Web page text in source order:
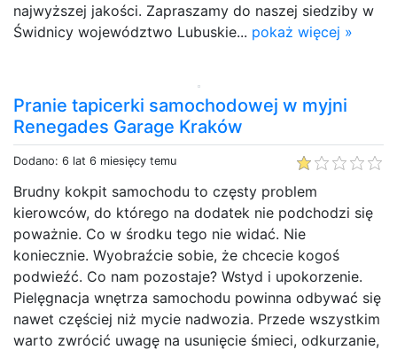
najwyższej jakości. Zapraszamy do naszej siedziby w
Świdnicy województwo Lubuskie... pokaż więcej »
Pranie tapicerki samochodowej w myjni
Renegades Garage Kraków
Dodano: 6 lat 6 miesięcy temu
Brudny kokpit samochodu to częsty problem
kierowców, do którego na dodatek nie podchodzi się
poważnie. Co w środku tego nie widać. Nie
koniecznie. Wyobraźcie sobie, że chcecie kogoś
podwieźć. Co nam pozostaje? Wstyd i upokorzenie.
Pielęgnacja wnętrza samochodu powinna odbywać się
nawet częściej niż mycie nadwozia. Przede wszystkim
warto zwrócić uwagę na usunięcie śmieci, odkurzanie,